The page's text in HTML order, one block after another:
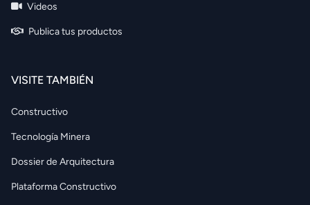
Videos
Publica tus productos
VISITE TAMBIÉN
Constructivo
Tecnología Minera
Dossier de Arquitectura
Plataforma Constructivo